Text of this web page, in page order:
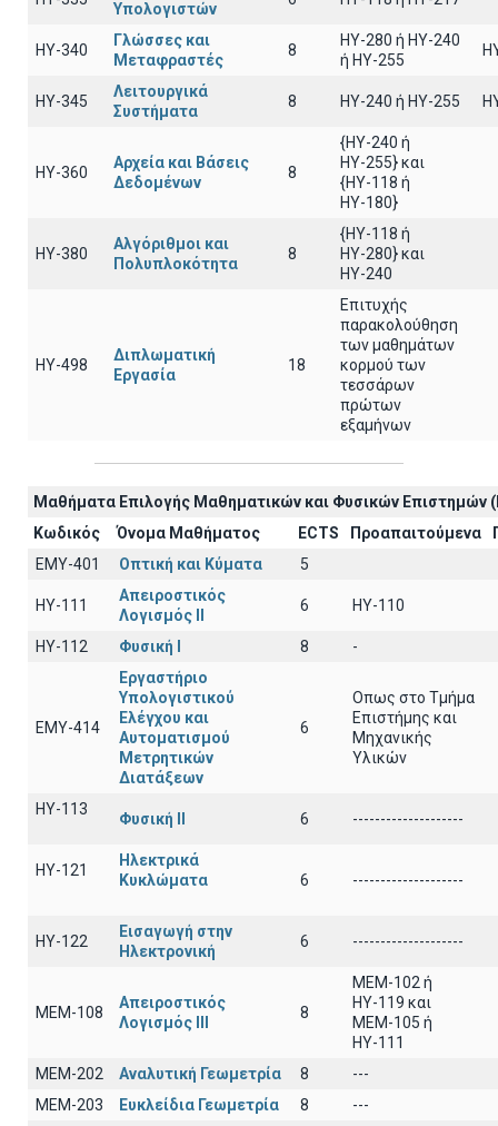
Υπολογιστών
HY-340
Γλώσσες και
Μεταφραστές
8
HY-280 ή HY-240
ή HY-255
HY-345
Λειτουργικά
Συστήματα
8 HY-240 ή HY-255
HY-360
Αρχεία και Βάσεις
Δεδομένων
8
{HY-240 ή
ΗΥ-255} και
{ΗΥ-118 ή
ΗΥ-180}
HY-380
Αλγόριθμοι και
Πολυπλοκότητα
8
{HY-118 ή
ΗΥ-280} και
ΗΥ-240
HY-498
Διπλωματική
Εργασία
18
Επιτυχής
παρακολούθηση
των μαθημάτων
κορμού των
τεσσάρων
πρώτων
εξαμήνων
Μαθήματα Επιλογής Μαθηματικών και Φυσικών Επιστημών
Κωδικός
Όνομα Μαθήματος ECTS Προαπαιτούμενα
EΜY-401
Οπτική και Κύματα 5
HY-111
Απειροστικός
Λογισμός ΙI
6 HY-110
HY-112 Φυσική I 8 -
ΕΜΥ-414
Εργαστήριο
Υπολογιστικού
Ελέγχου και
Αυτοματισμού
Μετρητικών
Διατάξεων
6
Οπως στο Τμήμα
Επιστήμης και
Μηχανικής
Υλικών
ΗΥ-113
Φυσική ΙΙ 6 --------------------
ΗΥ-121
Ηλεκτρικά
Κυκλώματα
6 --------------------
ΗΥ-122
Εισαγωγή στην
Ηλεκτρονική
6 --------------------
ΜΕΜ-108
Απειροστικός
Λογισμός ΙΙI
8
MEM-102 ή
ΗΥ-119 και
ΜΕΜ-105 ή
ΗΥ-111
ΜΕΜ-202
Αναλυτική Γεωμετρία 8
---
ΜΕΜ-203
Ευκλείδια Γεωμετρία 8 ---